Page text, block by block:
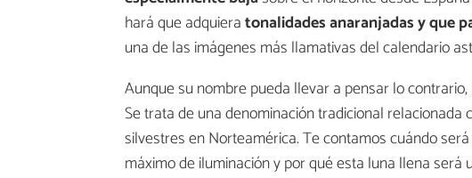
hará que adquieratonalidades anaranjadas y que
una de las imágenes más llamativas del calendario
Aunque su nombre pueda llevar a pensar lo
Se trata de una denominación tradicional
silvestres en Norteamérica. Te contamos cuándo
máximo de iluminación y por qué esta luna llena